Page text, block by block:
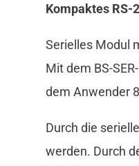
Kompaktes RS-
Serielles Modul
Mit dem BS-
dem Anwender
Durch die
werden. Durch